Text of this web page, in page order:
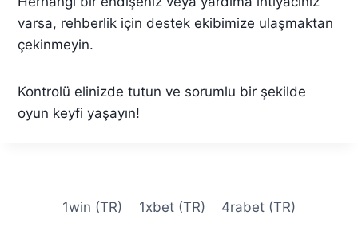
varsa, rehberlik için destek ekibimize ulaşmaktan
çekinmeyin.
Kontrolü elinizde tutun ve sorumlu bir şekilde
oyun keyfi yaşayın!
1win (TR) 1xbet (TR)
4rabet (TR)